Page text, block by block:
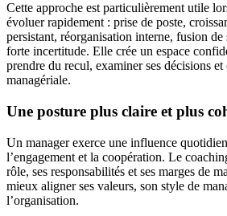
Cette approche est particulièrement utile
évoluer rapidement : prise de poste,
persistant, réorganisation interne, fusion
forte incertitude. Elle crée un espace
prendre du recul, examiner ses décisions
managériale.
Une posture plus claire et plus
Un manager exerce une influence
l’engagement et la coopération. Le
rôle, ses responsabilités et ses marges de
mieux aligner ses valeurs, son style de
l’organisation.